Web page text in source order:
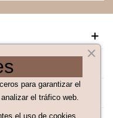
para garantizar el
el tráfico web.
el uso de cookies